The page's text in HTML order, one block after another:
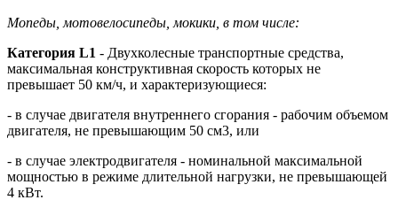
Мопеды, мотовелосипеды, мокики, в том числе:
Категория L1 - Двухколесные транспортные средства,
максимальная конструктивная скорость которых не
превышает 50 км/ч, и характеризующиеся:
- в случае двигателя внутреннего сгорания - рабочим объемом
двигателя, не превышающим 50 см3, или
- в случае электродвигателя - номинальной максимальной
мощностью в режиме длительной нагрузки, не превышающей
4 кВт.